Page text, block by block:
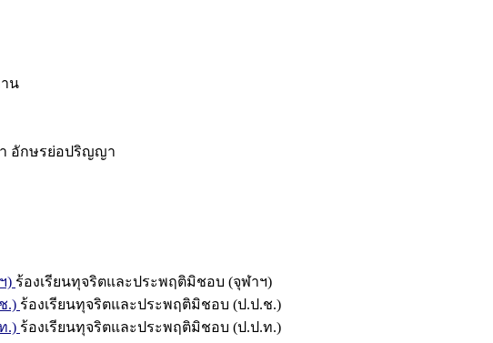
น
อักษรย่อปริญญา
) ร้องเรียนทุจริตและประพฤติมิชอบ (จุฬาฯ)
.) ร้องเรียนทุจริตและประพฤติมิชอบ (ป.ป.ช.)
.) ร้องเรียนทุจริตและประพฤติมิชอบ (ป.ป.ท.)